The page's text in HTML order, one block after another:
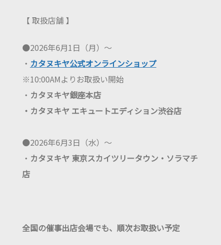
【 取扱店舗 】
●2026年6月1日（月）～
・ カタヌキヤ公式オンラインショップ
※10:00AMよりお取扱い開始
・ カタヌキヤ銀座本店
・カタヌキヤ エキュートエディション渋谷店
●2026年6月3日（水）～
・ カタヌキヤ 東京スカイツリータウン・ソラマチ
店
全国の催事出店会場でも、順次お取扱い予定